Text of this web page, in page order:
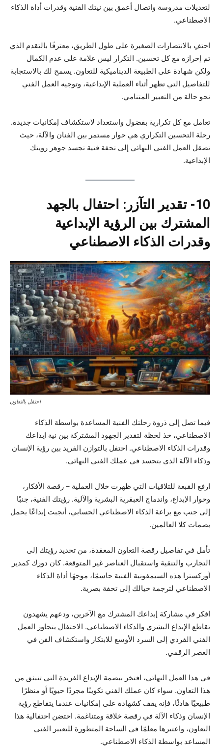
لتعديلات مدروسة واتصال أعمق بين نيتك الفنية وقدرات أداة الذكاء
الاصطناعي.
احتفِ بالانتصارات الصغيرة على طول الطريق، معترفًا بالتقدم الذي
تم إحرازه مع كل تحسين. التكرار ليس علامة على عدم الكمال
ولكن شهادة على الطبيعة الديناميكية للتعاون. يسمح لك بالاستجابة
للتفاصيل التي تظهر أثناء العملية الإبداعية، وتوجيه العمل الفني
نحو حالة من التعبير المتنامي.
تعامل مع كل تكرارية بفضول واستعداد لاستكشاف إمكانيات جديدة.
رحلة التحسين التكراري هي حوار مستمر بين الفنان والآلة، حيث
تصقل العمل الفني النهائي إلى تحفة فنية تجسد جوهر رؤيتك
الإبداعية.
10- تقدير التآزر: احتفال بالجهد
المشترك بين الرؤية الإبداعية
وقدرات الذكاء الاصطناعي
احتفل بالتعاون
فيما تصل إلى ذروة رحلتك الفنية المساعدة بواسطة الذكاء
الاصطناعي، خذ لحظة لتقدير الجهود المشتركة بين نية إبداعك
وقدرات الذكاء الاصطناعي. احتفل بالتوازن الفريد بين رؤية الإنسان
وذكاء الآلة الذي يتجسد في عملك الفني النهائي.
ارفع القبعة للتلاقيات التي ظهرت خلال العملية – رقصة الأفكار،
وحوار الإبداع، واندماج العبقرية البشرية والآلية. رؤيتك الفنية، جنبًا
إلى جنب مع براعة الذكاء الاصطناعي الحسابي، أنجبت إبداعًا يحمل
بصمات كلا العالمين.
تأمل في تفاصيل رقصة التعاون المعقدة، من تحديد رؤيتك إلى
التجارب والتنقية واستقبال العناصر غير المتوقعة. كان دورك كمدير
أوركسترا هذه السيمفونية الفنية حاسمًا، موجهًا أداة الذكاء
الاصطناعي لترجمة خيالك إلى تحفة بصرية.
افكر في مشاركة إبداعك المشترك مع الآخرين، ودعهم يشهدون
تقاطع الإبداع البشري والذكاء الاصطناعي. الاحتفال يتجاوز العمل
الفني الفردي إلى السرد الأوسع للابتكار واستكشاف الفن في
العصر الرقمي.
في هذا العمل النهائي، افتخر ببصمة الإبداع الفريدة التي تنبثق من
هذا التعاون. سواء كان عملك الفني تكوينًا مجردًا حيويًا أو منظرًا
طبيعيًا هادئًا، فإنه يقف كشهادة على إمكانيات عندما يتقاطع رؤية
الإنسان وذكاء الآلة في رقصة خلاقة ومتناغمة. احتضن احتفالية هذا
التعاون، واعتبرها معلمًا في الساحة المتطورة للتعبير الفني
المساعد بواسطة الذكاء الاصطناعي.